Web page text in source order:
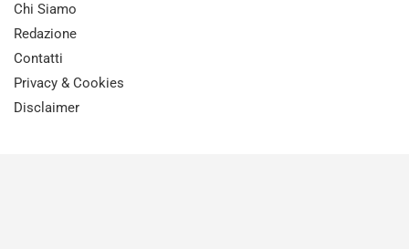
Chi Siamo
Redazione
Contatti
Privacy & Cookies
Disclaimer